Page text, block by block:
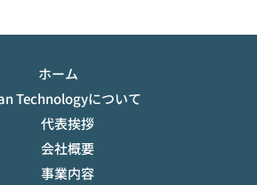
ホーム
Technologyについて
代表挨拶
会社概要
事業内容